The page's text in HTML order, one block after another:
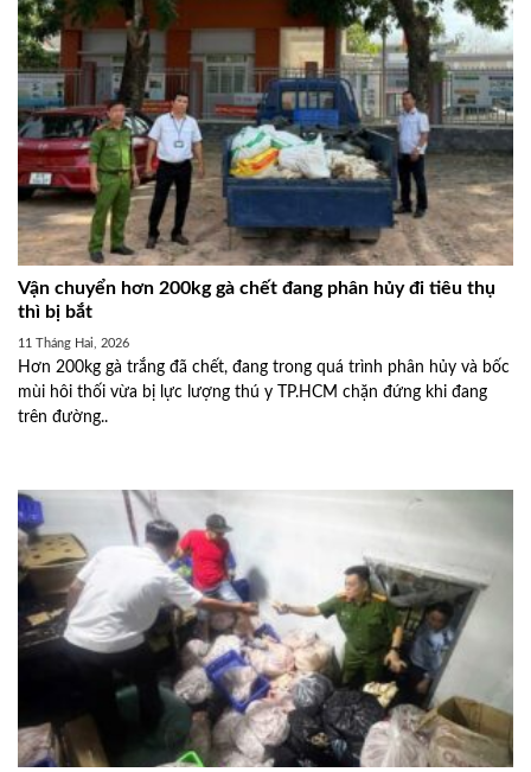
Vận chuyển hơn 200kg gà chết đang phân hủy đi tiêu thụ
thì bị bắt
11 Tháng Hai, 2026
Hơn 200kg gà trắng đã chết, đang trong quá trình phân hủy và bốc
mùi hôi thối vừa bị lực lượng thú y TP.HCM chặn đứng khi đang
trên đường..